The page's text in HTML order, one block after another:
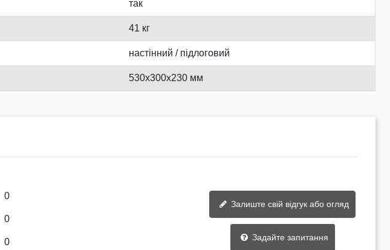
так
41 кг
настінний / підлоговий
530x300x230 мм
0
0
0
Залиште свій відгук або огляд
Задайте запитання